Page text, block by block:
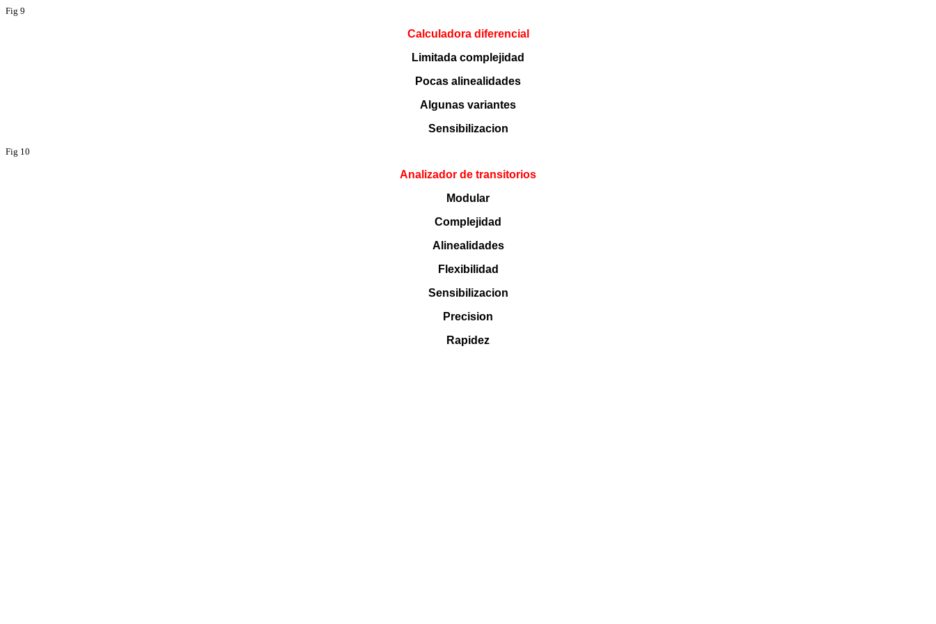
Fig 9
Calculadora diferencial
Limitada complejidad
Pocas alinealidades
Algunas variantes
Sensibilizacion
Fig 10
Analizador de transitorios
Modular
Complejidad
Alinealidades
Flexibilidad
Sensibilizacion
Precision
Rapidez